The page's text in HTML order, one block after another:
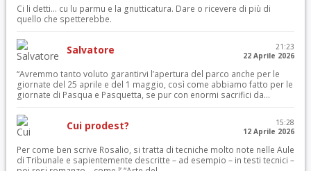
Ci li detti… cu lu parmu e la gnutticatura. Dare o ricevere di più di
quello che spetterebbe.
Salvatore
21:23
22 Aprile 2026
“Avremmo tanto voluto garantirvi l’apertura del parco anche per le
giornate del 25 aprile e del 1 maggio, così come abbiamo fatto per le
giornate di Pasqua e Pasquetta, se pur con enormi sacrifici da...
Cui prodest?
15:28
12 Aprile 2026
Per come ben scrive Rosalio, si tratta di tecniche molto note nelle Aule
di Tribunale e sapientemente descritte – ad esempio – in testi tecnici –